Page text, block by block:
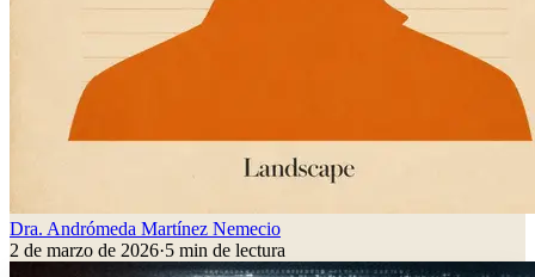
Dra. Andrómeda Martínez Nemecio
2 de marzo de 2026·5 min de lectura